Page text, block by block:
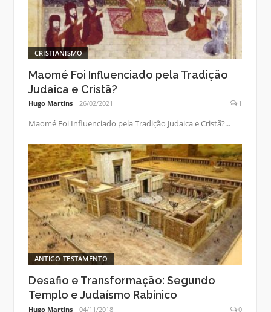
CRISTIANISMO
Maomé Foi Influenciado pela Tradição
Judaica e Cristã?
Hugo Martins 26/02/2021 1
Maomé Foi Influenciado pela Tradição Judaica e Cristã?...
ANTIGO TESTAMENTO
Desafio e Transformação: Segundo
Templo e Judaísmo Rabínico
Hugo Martins 04/11/2018 0